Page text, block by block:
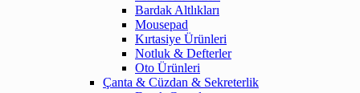
Bardak Altlıkları
Mousepad
Kırtasiye Ürünleri
Notluk & Defterler
Oto Ürünleri
Çanta & Cüzdan & Sekreterlik